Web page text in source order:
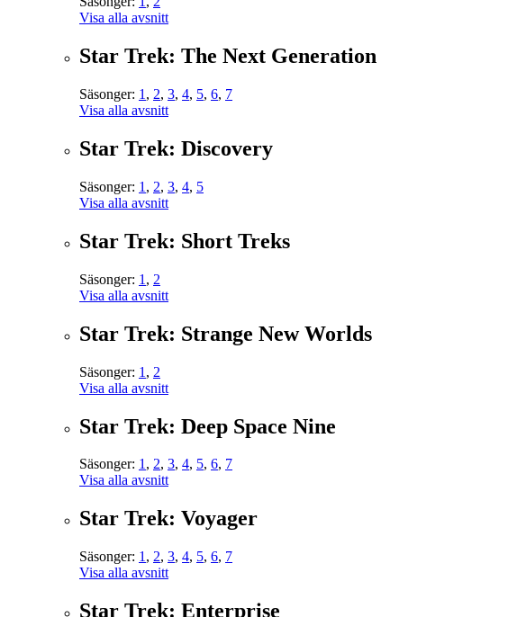
Visa alla avsnitt
Star Trek: The Next Generation
Säsonger: 1 , 2, 3, 4, 5, 6, 7
Visa alla avsnitt
Star Trek: Discovery
Säsonger: 1 , 2, 3, 4, 5
Visa alla avsnitt
Star Trek: Short Treks
Säsonger: 1 , 2
Visa alla avsnitt
Star Trek: Strange New Worlds
Säsonger: 1 , 2
Visa alla avsnitt
Star Trek: Deep Space Nine
Säsonger: 1, 2, 3, 4, 5, 6, 7
Visa alla avsnitt
Star Trek: Voyager
Säsonger: 1 , 2, 3, 4, 5, 6, 7
Visa alla avsnitt
Star Trek: Enterprise